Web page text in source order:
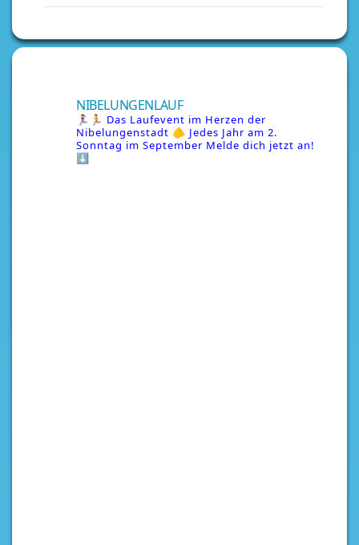
NIBELUNGENLAUF
🏃‍♀️🏃 Das Laufevent im Herzen der
Nibelungenstadt 🫵 Jedes Jahr am 2.
Sonntag im September Melde dich jetzt an!
⬇️